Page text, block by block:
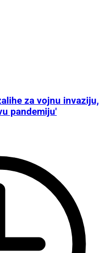
za vojnu invaziju,
pandemiju'